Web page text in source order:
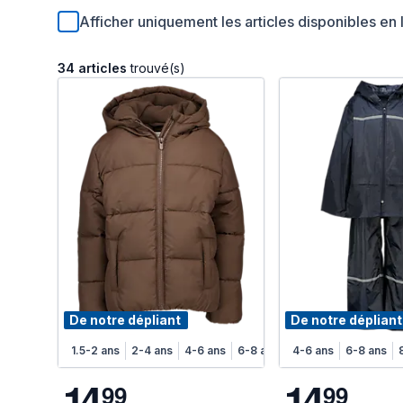
Afficher uniquement les articles disponibles en
34 articles trouvé(s)
De notre dépliant
1.5-2 ans 2-4 ans 4-6 ans 6-8 ans
99
De notre dépliant
4-6 ans 6-8 ans
99